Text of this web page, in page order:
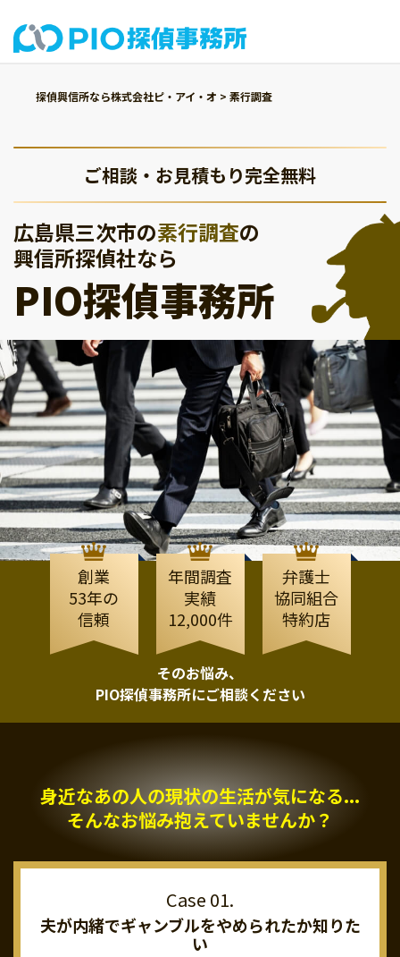
探偵興信所なら株式会社ピ・アイ・オ > 素行調査
ご相談・お見積もり完全無料
広島県三次市の素行調査の
興信所探偵社なら
PIO探偵事務所
創業
53年の
信頼
年間調査
実績
12,000件
弁護士
協同組合
特約店
そのお悩み、
PIO探偵事務所にご相談ください
身近なあの人の現状の生活が気になる...
そんなお悩み抱えていませんか？
夫が内緒でギャンブルをやめられたか知りた
い